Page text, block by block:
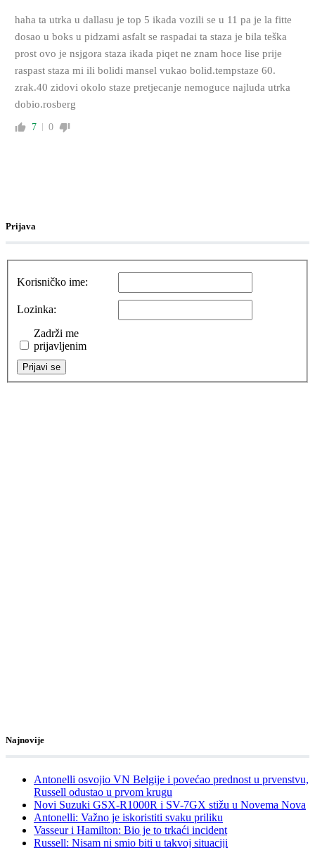
haha ta utrka u dallasu je top 5 ikada vozili se u 11 pa je la fitte
dosao u boks u pidzami asfalt se raspadai ta staza je bila teška
prost ovo je nsjgora staza ikada piqet ne znam hoce lise prije
raspast staza mi ili bolidi mansel vukao bolid.tempstaze 60.
zrak.40 zidovi okolo staze pretjecanje nemoguce najluda utrka
dobio.rosberg
7 0
Prijava
Korisničko ime:
Lozinka:
Zadrži me
prijavljenim
Prijavi se
Najnovije
Antonelli osvojio VN Belgije i povećao prednost u prvenstvu,
Russell odustao u prvom krugu
Novi Suzuki GSX-R1000R i SV-7GX stižu u Novema Nova
Antonelli: Važno je iskoristiti svaku priliku
Vasseur i Hamilton: Bio je to trkaći incident
Russell: Nisam ni smio biti u takvoj situaciji